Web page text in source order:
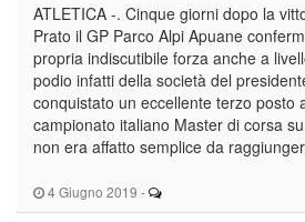
4 Giugno 2019 -
ATLETICA -. Cinque giorni dopo la
Prato il GP Parco Alpi Apuane
propria indiscutibile forza anche a
podio infatti della società del
conquistato un eccellente terzo posto
campionato italiano Master di corsa su
non era affatto semplice da